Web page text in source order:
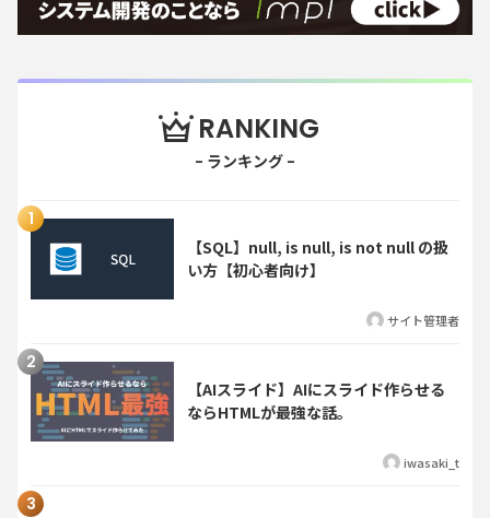
RANKING
【SQL】null, is null, is not null の扱
い方【初心者向け】
サイト管理者
【AIスライド】AIにスライド作らせる
ならHTMLが最強な話。
iwasaki_t